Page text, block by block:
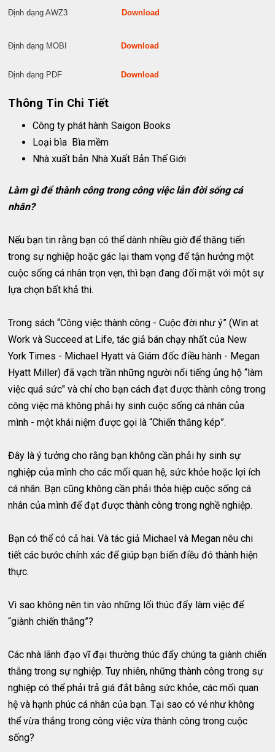
Định dạng AWZ3 Download
Định dạng MOBI Download
Định dạng PDF Download
Thông Tin Chi Tiết
Công ty phát hành Saigon Books
Loại bìa Bìa mềm
Nhà xuất bản Nhà Xuất Bản Thế Giới
Làm gì để thành công trong công việc lẫn đời sống cá
nhân?
Nếu bạn tin rằng bạn có thể dành nhiều giờ để thăng tiến
trong sự nghiệp hoặc gác lại tham vọng để tận hưởng một
cuộc sống cá nhân trọn vẹn, thì bạn đang đối mặt với một sự
lựa chọn bất khả thi.
Trong sách “Công việc thành công - Cuộc đời như ý” (Win at
Work và Succeed at Life, tác giả bán chạy nhất của New
York Times - Michael Hyatt và Giám đốc điều hành - Megan
Hyatt Miller) đã vạch trần những người nổi tiếng ủng hộ “làm
việc quá sức" và chỉ cho bạn cách đạt được thành công trong
công việc mà không phải hy sinh cuộc sống cá nhân của
mình - một khái niệm được gọi là “Chiến thắng kép”.
Đây là ý tưởng cho rằng bạn không cần phải hy sinh sự
nghiệp của mình cho các mối quan hệ, sức khỏe hoặc lợi ích
cá nhân. Bạn cũng không cần phải thỏa hiệp cuộc sống cá
nhân của mình để đạt được thành công trong nghề nghiệp.
Bạn có thể có cả hai. Và tác giả Michael và Megan nêu chi
tiết các bước chính xác để giúp bạn biến điều đó thành hiện
thực.
Vì sao không nên tin vào những lối thúc đẩy làm việc để
“giành chiến thắng”?
Các nhà lãnh đạo vĩ đại thường thúc đẩy chúng ta giành chiến
thắng trong sự nghiệp. Tuy nhiên, những thành công trong sự
nghiệp có thể phải trả giá đắt bằng sức khỏe, các mối quan
hệ và hạnh phúc cá nhân của bạn. Tại sao có vẻ như không
thể vừa thắng trong công việc vừa thành công trong cuộc
sống?